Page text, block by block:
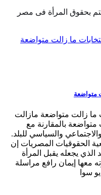
بحقوق المرأة فى مصر
ما زالت متواضعة
متواضعة
ما زالت متواضعة مازالت
متواضعة بالمقارنة مع
والسياسي للبلد.
الحقوقيات المصريات إن
يجعله يقبل المرأة
معها إيمان رافع مراسلة
سوا